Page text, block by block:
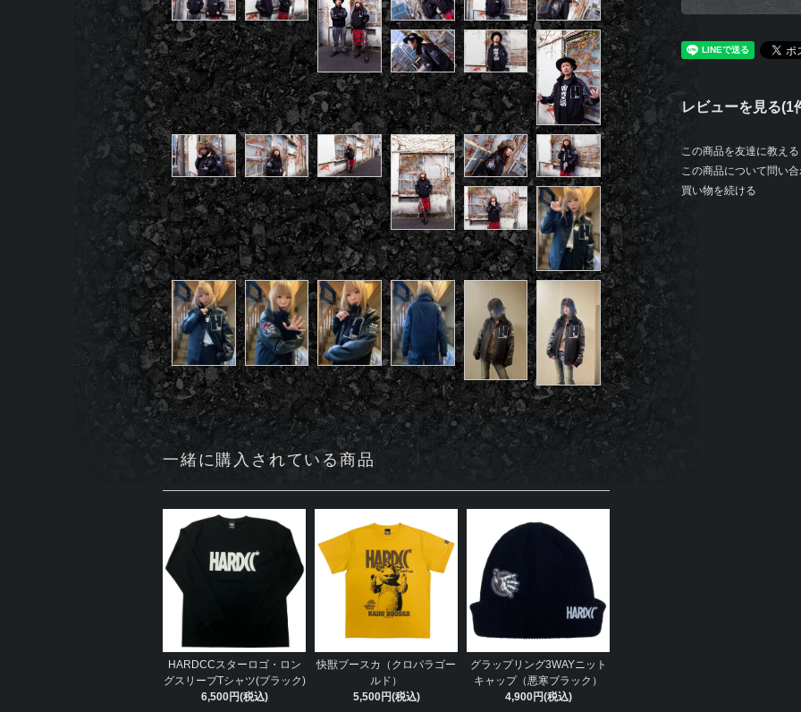
一緒に購入されている商品
HARDCCスターロゴ・ロン
グスリーブTシャツ(ブラック)
6,500円(税込)
快獣ブースカ（クロパラゴー
ルド）
5,500円(税込)
グラップリング3WAYニット
キャップ（悪寒ブラック）
4,900円(税込)
レビューを見る(1
この商品を友達に教える
この商品について問い
買い物を続ける